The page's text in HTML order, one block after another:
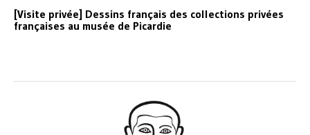
[Visite privée] Dessins français des collections privées
françaises au musée de Picardie